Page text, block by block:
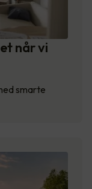
når vi
smarte